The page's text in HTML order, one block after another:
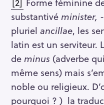
substantivéminister,
pluriel ancillae, les
latin est un serviteur.
deminus (adverbe
même sens) mais
noble ou religieux.
pourquoi ? ) la